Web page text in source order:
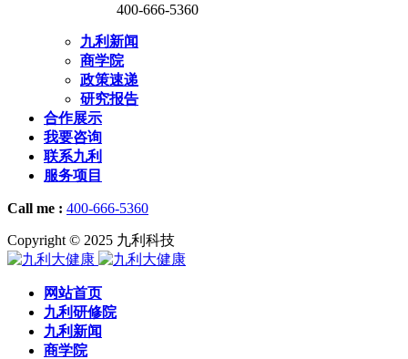
400-666-5360
九利新闻
商学院
政策速递
研究报告
合作展示
我要咨询
联系九利
服务项目
Call me : 400-666-5360
Copyright © 2025 九利科技
网站首页
九利研修院
九利新闻
商学院